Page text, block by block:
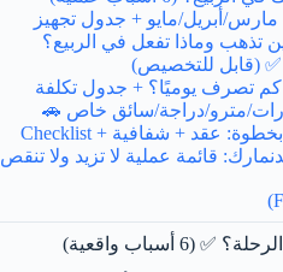
قائمة عملية لا تزيد ولا تنقص
أسباب واقعية)